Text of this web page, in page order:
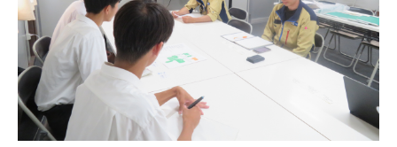
協力会社の皆様へ
お問い合わせ
サイトマップ